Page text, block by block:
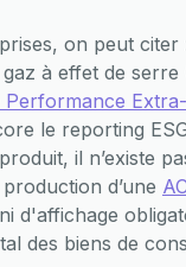
on peut citer
gaz à effet de serre
Performance
le reporting
il n’existe
d’une
d'affichage
des biens de